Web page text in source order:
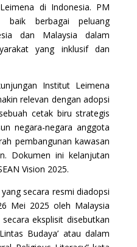
di Indonesia. PM
baik berbagai peluang
dan Malaysia dalam
yang inklusif dan
Institut Leimena
relevan dengan adopsi
cetak biru strategis
negara-negara anggota
pembangunan kawasan
Dokumen ini kelanjutan
Vision 2025.
secara resmi diadopsi
Mei 2025 oleh Malaysia
eksplisit disebutkan
Budaya’ atau dalam